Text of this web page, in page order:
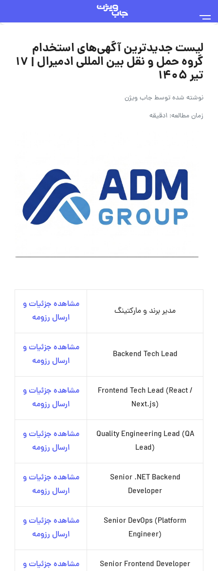
لیست جدیدترین آگهی‌های استخدام
گروه حمل و نقل بین المللی ادمیرال | ۱۷
تیر ۱۴۰۵
نوشته شده توسطجاب ویژن
زمان مطالعه: 1دقیقه
مدیر برند و مارکتینگ
مشاهده جزئیات و
ارسال رزومه
Backend Tech Lead
مشاهده جزئیات و
ارسال رزومه
Frontend Tech Lead (React /
Next.js)
مشاهده جزئیات و
ارسال رزومه
Quality Engineering Lead (QA
Lead)
مشاهده جزئیات و
ارسال رزومه
Senior .NET Backend
Developer
مشاهده جزئیات و
ارسال رزومه
Senior DevOps (Platform
Engineer)
مشاهده جزئیات و
ارسال رزومه
Senior Frontend Developer
مشاهده جزئیات و